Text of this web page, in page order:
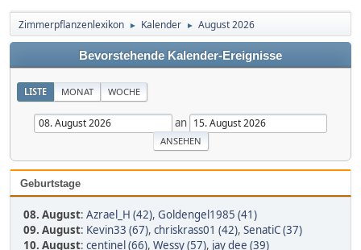
Zimmerpflanzenlexikon ► Kalender ► August 2026
Bevorstehende Kalender-Ereignisse
LISTE MONAT WOCHE
an
Geburtstage
08. August: Azrael_H (42), Goldengel1985 (41)
09. August: Kevin33 (67), chriskrass01 (42), SenatiC (37)
10. August: centinel (66), Wessy (57), jay dee (39)